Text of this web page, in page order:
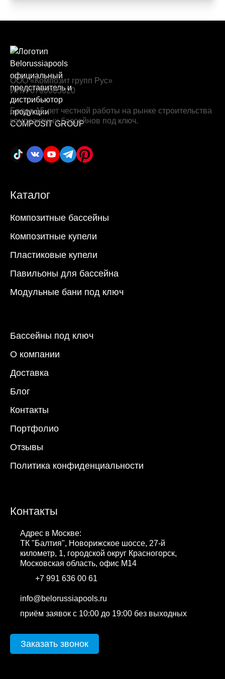
ООО «Композит групп Рус»
ИНН 6700005020
Более 15 лет честной работы на рынке строительства
композитных бассейнов под ключ.
Каталог
Композитные бассейны
Композитные купели
Пластиковые купели
Павильоны для бассейна
Модульные бани под ключ
Бассейны под ключ
О компании
Доставка
Блог
Контакты
Портфолио
Отзывы
Политика конфиденциальности
Контакты
Адрес в Москве:
ТК "Балтия", Новорижское шоссе, 27-й
километр, 1, городской округ Красногорск,
Московская область, офис М14
+7 991 636 00 61
info@belorussiapools.ru
приём заявок с 10:00 до 19:00 без выходных
Заказать звонок